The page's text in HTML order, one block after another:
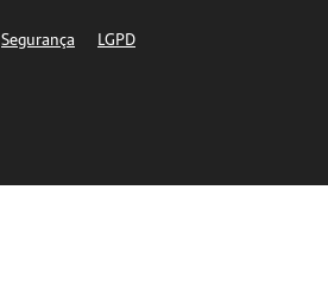
Segurança LGPD